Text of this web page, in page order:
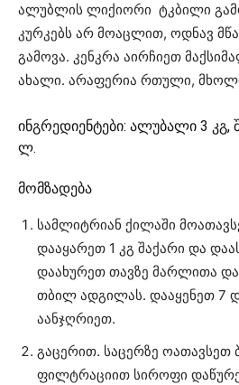
ალუბლის ლიქიორი ტკბილი
კურკებს არ მოაცლით, ოდნავ
გამოვა. კენკრა აირჩიეთ
ახალი. არაფერია რთული,
ინგრედიენტები: ალუბალი 3 კგ,
ლ.
მომზადება
სამლიტრიან ქილაში
დააყარეთ 1 კგ შაქარი და
დაახურეთ თავზე მარლითა
თბილ ადგილას. დააყენეთ 7
აანჯღრიეთ.
გაცერით. საცერზე ოათავსეთ
ფილტრაციით სიროფი